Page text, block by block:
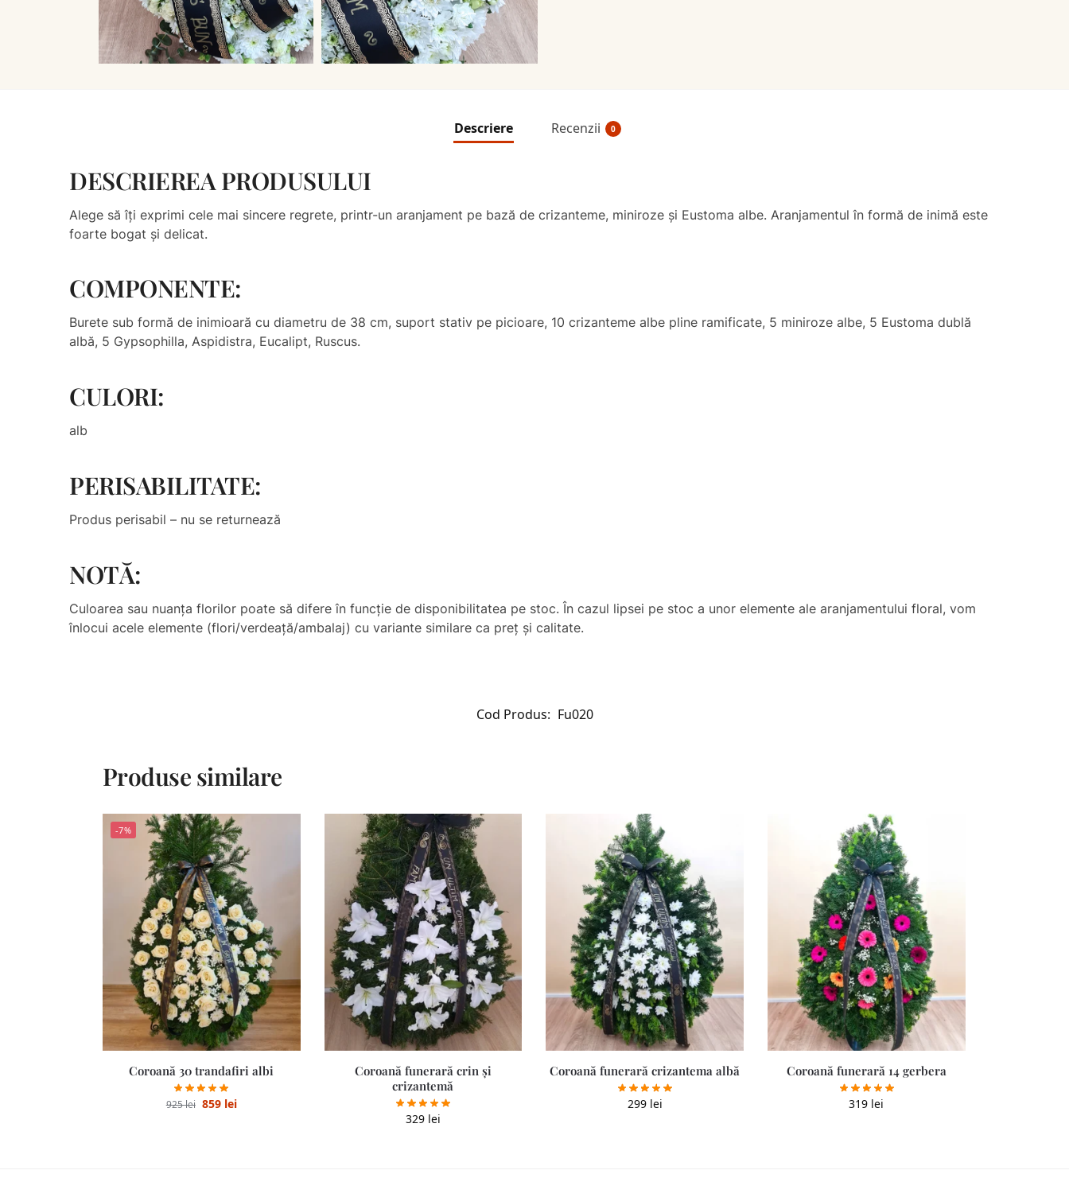
Descriere Recenzii 0
DESCRIEREA PRODUSULUI
Alege să îți exprimi cele mai sincere regrete, printr-un aranjament pe bază de crizanteme, miniroze și Eustoma albe. Aranjamentul în formă de inimă este
foarte bogat și delicat.
COMPONENTE:
Burete sub formă de inimioară cu diametru de 38 cm, suport stativ pe picioare, 10 crizanteme albe pline ramificate, 5 miniroze albe, 5 Eustoma dublă
albă, 5 Gypsophilla, Aspidistra, Eucalipt, Ruscus.
CULORI:
alb
PERISABILITATE:
Produs perisabil – nu se returnează
NOTĂ:
Culoarea sau nuanţa florilor poate să difere în funcţie de disponibilitatea pe stoc. În cazul lipsei pe stoc a unor elemente ale aranjamentului floral, vom
înlocui acele elemente (flori/verdeață/ambalaj) cu variante similare ca preț și calitate.
Cod Produs: Fu020
Produse similare
-7%
Coroană 30 trandafiri albi
925lei 859 lei
Coroană funerară crin și
crizantemă
329 lei
Coroană funerară crizantema albă
299 lei
Coroană funerară 14 gerbera
319 lei